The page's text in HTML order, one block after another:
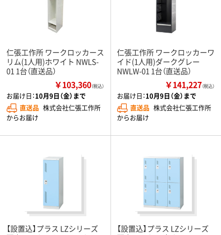
仁張工作所 ワークロッカース
リム(1人用)ホワイト NWLS-
01 1台（直送品）
￥103,360（税込）
お届け日：10月9日（金）まで
直送品 株式会社仁張工作所
からお届け
仁張工作所 ワークロッカーワ
イド(1人用)ダークグレー
NWLW-01 1台（直送品）
￥141,227（税込）
お届け日：10月9日（金）まで
直送品 株式会社仁張工作所
からお届け
【設置込】プラス LZシリーズ
【設置込】プラス LZシリーズ